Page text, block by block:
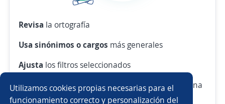
Utilizamos cookies propias necesarias para el
funcionamiento correcto y personalización del
Revisa la ortografía
Usa sinónimos o cargos más generales
Ajusta los filtros seleccionados
O crea una alertay te avisamos cuando haya una
vacante con tus criterios